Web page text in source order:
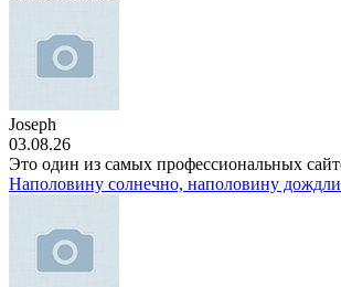
Joseph
03.08.26
Это один из самых профессиональных
Наполовину солнечно, наполовину